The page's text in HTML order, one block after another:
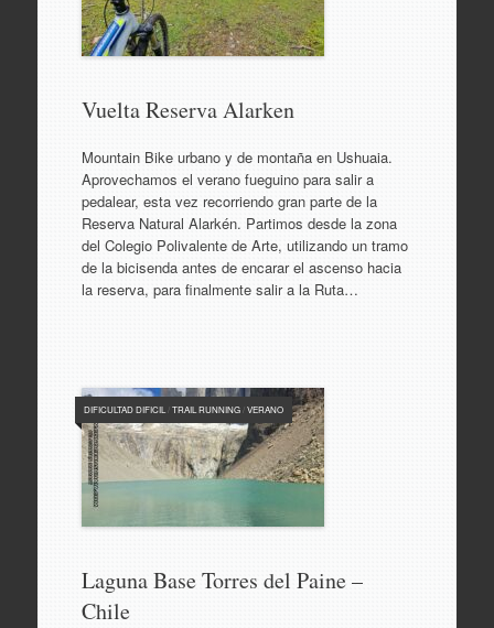
Vuelta Reserva Alarken
Mountain Bike urbano y de montaña en Ushuaia.
Aprovechamos el verano fueguino para salir a
pedalear, esta vez recorriendo gran parte de la
Reserva Natural Alarkén. Partimos desde la zona
del Colegio Polivalente de Arte, utilizando un tramo
de la bicisenda antes de encarar el ascenso hacia
la reserva, para finalmente salir a la Ruta…
DIFICULTAD DIFICIL /TRAIL RUNNING/VERANO
Laguna Base Torres del Paine –
Chile